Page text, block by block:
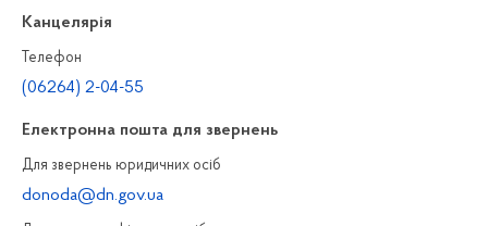
Канцелярiя
Телефон
(06264) 2-04-55
Електронна пошта для звернень
Для звернень юридичних осiб
donoda@dn.gov.ua